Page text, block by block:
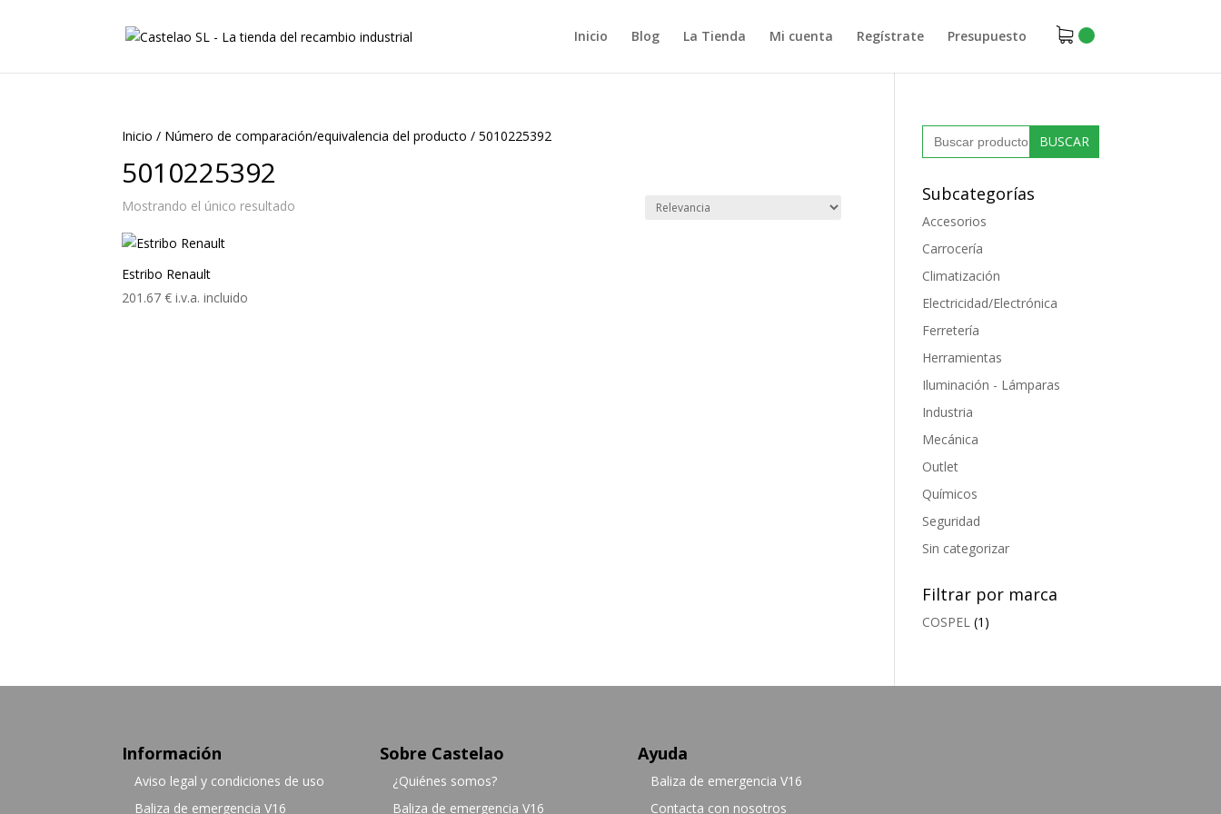
Inicio Blog La Tienda Mi cuenta Regístrate Presupuesto
Inicio / Número de comparación/equivalencia del producto /5010225392
5010225392
Mostrando el único resultado
Estribo Renault
201.67€ i.v.a. incluido
Buscar:
Subcategorías
Accesorios
Carrocería
Climatización
Electricidad/Electrónica
Ferretería
Herramientas
Iluminación - Lámparas
Industria
Mecánica
Outlet
Químicos
Seguridad
Sin categorizar
Filtrar por marca
COSPEL (1)
Información
Aviso legal y condiciones de uso
Baliza de emergencia V16
Sobre Castelao
¿Quiénes somos?
Baliza de emergencia V16
Ayuda
Baliza de emergencia V16
Contacta con nosotros